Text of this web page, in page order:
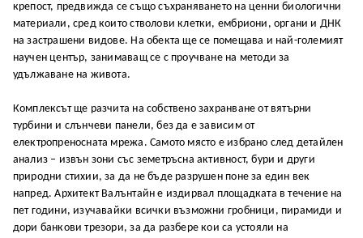
крепост, предвижда се също съхраняването на ценни биологични
материали, сред които стволови клетки, ембриони, органи и ДНК
на застрашени видове. На обекта ще се помещава и най-големият
научен център, занимаващ се с проучване на методи за
удължаване на живота.
Комплексът ще разчита на собствено захранване от вятърни
турбини и слънчеви панели, без да е зависим от
електропреносната мрежа. Самото място е избрано след детайлен
анализ – извън зони със земетръсна активност, бури и други
природни стихии, за да не бъде разрушен поне за един век
напред. Архитект Валънтайн е издирвал площадката в течение на
пет години, изучавайки всички възможни гробници, пирамиди и
дори банкови трезори, за да разбере кои са устояли на